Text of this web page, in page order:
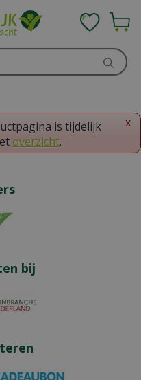
x
is tijdelijk
overzicht.
bij